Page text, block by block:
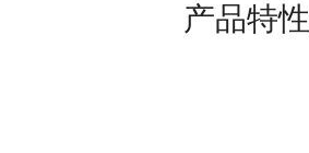
产品特性